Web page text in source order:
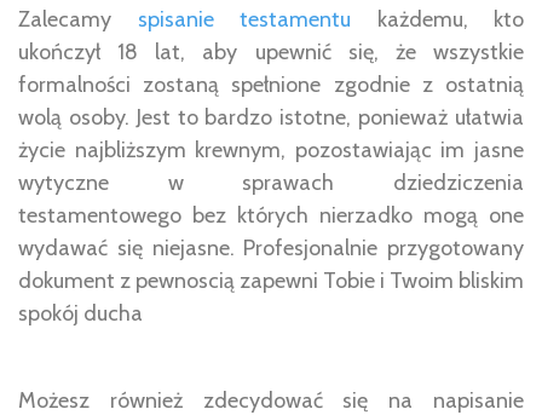
Zalecamy spisanie testamentu każdemu, kto
ukończył 18 lat, aby upewnić się, że wszystkie
formalności zostaną spełnione zgodnie z ostatnią
wolą osoby. Jest to bardzo istotne, ponieważ ułatwia
życie najbliższym krewnym, pozostawiając im jasne
wytyczne w sprawach dziedziczenia
testamentowego bez których nierzadko mogą one
wydawać się niejasne. Profesjonalnie przygotowany
dokument z pewnoscią zapewni Tobie i Twoim bliskim
spokój ducha
Możesz również zdecydować się na napisanie